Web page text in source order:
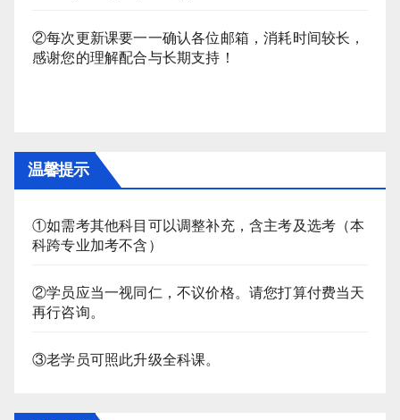
②每次更新课要一一确认各位邮箱，消耗时间较长，
感谢您的理解配合与长期支持！
温馨提示
①如需考其他科目可以调整补充，含主考及选考（本
科跨专业加考不含）
②学员应当一视同仁，不议价格。请您打算付费当天
再行咨询。
③老学员可照此升级全科课。